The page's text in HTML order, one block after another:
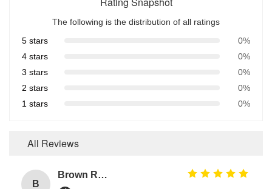
The following is the distribution of all ratings
5 stars
0%
4 stars
0%
3 stars
0%
2 stars
0%
1 stars
0%
All Reviews
B
Brown Reddish FPM 90A High Pressure Resistance FKM O Ring Hydraulic Seals Manufacturer